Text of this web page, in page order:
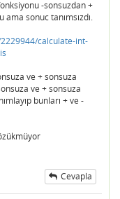
-sonsuzdan +
sonuc tanımsızdı.
calculate-int-
ve + sonsuza
ve + sonsuza
bunları + ve -
Cevapla